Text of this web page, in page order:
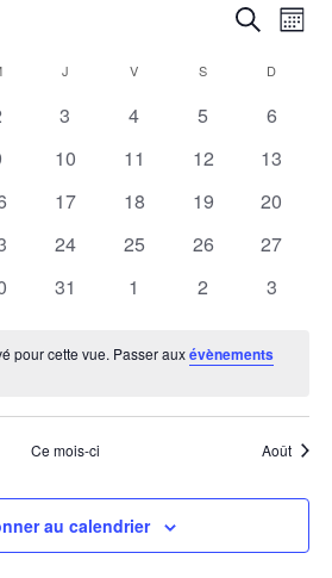
et
de
vues
Recherche
Mois
J V S D
0
3
0
4
0
5
0
6
0
10
0
11
0
12
0
13
0
17
0
18
0
19
0
20
0
24
0
25
0
26
0
27
0
31
0
1
0
2
0
3
pour cette vue. Passer auxévènements
Ce mois-ci Août
au calendrier